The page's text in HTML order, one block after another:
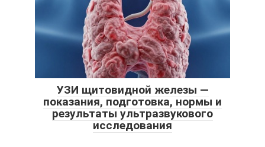
УЗИ щитовидной железы —
показания, подготовка, нормы и
результаты ультразвукового
исследования